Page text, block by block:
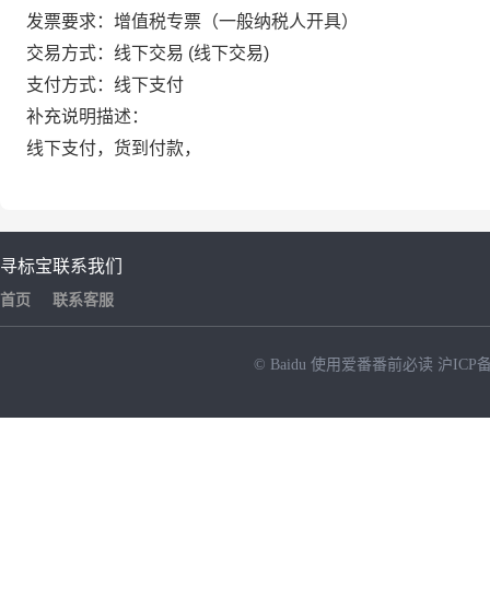
发票要求：增值税专票（一般纳税人开具）
交易方式：线下交易 (线下交易)
支付方式：线下支付
补充说明描述：
线下支付，货到付款，
寻标宝
首页
联系我们
联系客服
© Baidu 使用爱番番前必读 沪ICP